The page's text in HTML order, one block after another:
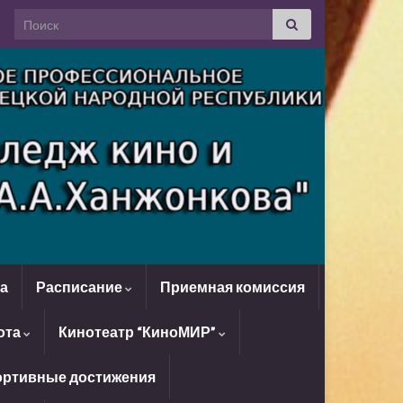
Search for:
Расписание Приемная комиссия
Кинотеатр “КиноМИР”
достижения